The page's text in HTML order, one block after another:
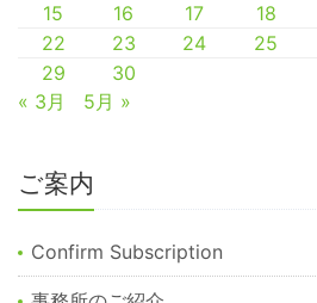
15
16 17 18
22
23 24 25
29
30
« 3月
5月 »
ご案内
Confirm Subscription